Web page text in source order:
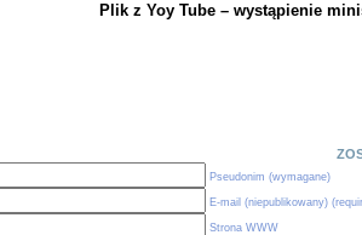
Plik z Yoy Tube – wystąpienie
Pseudonim (wymagane)
E-mail (niepublikowany)
Strona WWW